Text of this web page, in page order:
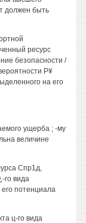
должен быть
ресурс
безопасности /
Р¥
на его
ущерба ; -му
величине
Спр1д,
го вида
потенциала
ц-го вида